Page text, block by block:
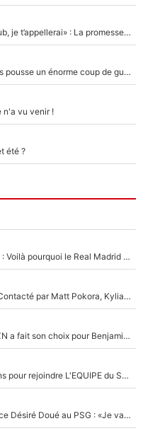
Mercato - OM - «Dès que je prends un club, je t’appellerai» : La promesse de Marcelino au moment de claquer la porte
Victime de racisme contre Murray, Kyrgios pousse un énorme coup de gueule !
n'a vu venir !
été ?
Yan Diomandé était trop cher pour le PSG : Voilà pourquoi le Real Madrid a accepté de payer la somme record de 140M€ pour boucler son transfert !
De l'équipe de France à The Voice Kids : Contacté par Matt Pokora, Kylian Mbappé a accepté de jouer un rôle inédit sur TF1 !
La Liga sur beIN Sports c’est terminé, DAZN a fait son choix pour Benjamin Da Silva et Omar Da Fonseca !
Raymond Domenech a posé ses conditions pour rejoindre L'EQUIPE du Soir : Il refuse de faire l'émission avec un autre chroniqueur !
Le transfert de Maghnes Akliouche menace Désiré Doué au PSG : «Je valide à 200%»